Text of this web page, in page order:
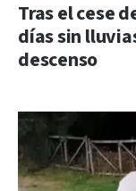
Tras el cese
días sin
descenso